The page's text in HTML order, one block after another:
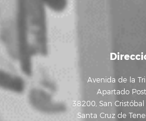
Avenida de la
Apartado
38200, San
Santa Cruz de